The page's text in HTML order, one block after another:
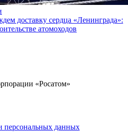
доставку сердца «Ленинграда»:
атомоходов
«Росатом»
персональных данных